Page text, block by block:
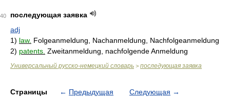
40
последующая заявка
adj
1) law. Folgeanmeldung, Nachanmeldung, Nachfolgeanmeldung
2) patents. Zweitanmeldung, nachfolgende Anmeldung
Универсальный русско-немецкий словарь > последующая заявка
Страницы ← Предыдущая Следующая →